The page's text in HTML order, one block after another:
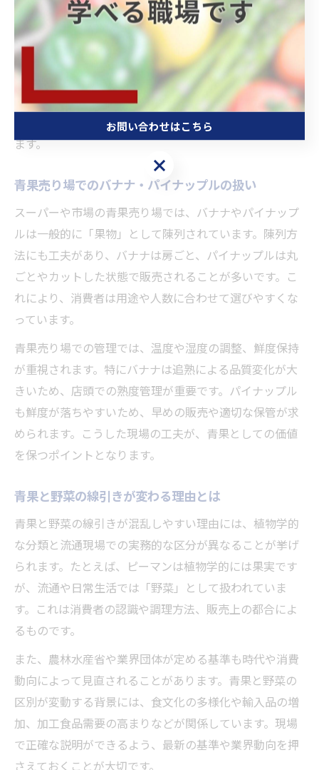
また、青果流通では見た目の規格やサイズ、糖度などの
品質基準が設けられています。これにより、同じバナナ
やパイナップルでも青果としての価値が明確に判断さ
れ、スーパーや市場での取り扱いがスムーズになりま
す。青果物として流通するには、これらの基準を満たす
必要があるため、選果や検品作業が重要な役割を果たし
ます。
青果売り場でのバナナ・パイナップルの扱い
スーパーや市場の青果売り場では、バナナやパイナップ
ルは一般的に「果物」として陳列されています。陳列方
法にも工夫があり、バナナは房ごと、パイナップルは丸
ごとやカットした状態で販売されることが多いです。こ
れにより、消費者は用途や人数に合わせて選びやすくな
っています。
青果売り場での管理では、温度や湿度の調整、鮮度保持
が重視されます。特にバナナは追熟による品質変化が大
きいため、店頭での熟度管理が重要です。パイナップル
も鮮度が落ちやすいため、早めの販売や適切な保管が求
められます。こうした現場の工夫が、青果としての価値
を保つポイントとなります。
青果と野菜の線引きが変わる理由とは
青果と野菜の線引きが混乱しやすい理由には、植物学的
な分類と流通現場での実務的な区分が異なることが挙げ
られます。たとえば、ピーマンは植物学的には果実です
が、流通や日常生活では「野菜」として扱われていま
す。これは消費者の認識や調理方法、販売上の都合によ
るものです。
また、農林水産省や業界団体が定める基準も時代や消費
動向によって見直されることがあります。青果と野菜の
区別が変動する背景には、食文化の多様化や輸入品の増
加、加工食品需要の高まりなどが関係しています。現場
で正確な説明ができるよう、最新の基準や業界動向を押
さえておくことが大切です。
お問い合わせはこちら
お問い合わせはこちら